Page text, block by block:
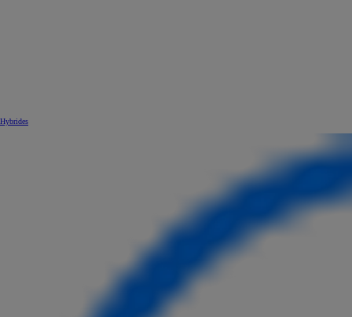
Hybrides